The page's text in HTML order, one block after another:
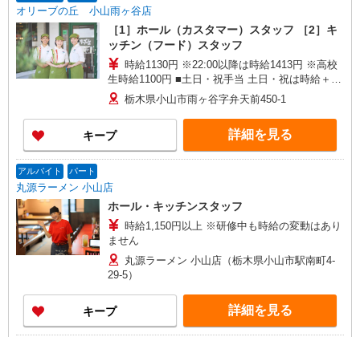
オリーブの丘 小山雨ヶ谷店
［1］ホール（カスタマー）スタッフ ［2］キ
ッチン（フード）スタッフ
時給1130円 ※22:00以降は時給1413円 ※高校
生時給1100円 ■土日・祝手当 土日・祝は時給＋
100円 ■特別手当 早朝手当（6:00〜8:00）時給＋
100円
栃木県小山市雨ヶ谷字弁天前450-1
キープ 詳細を見る
アルバイト パート
丸源ラーメン 小山店
ホール・キッチンスタッフ
時給1,150円以上 ※研修中も時給の変動はあり
ません
丸源ラーメン 小山店（栃木県小山市駅南町4-
29-5）
キープ 詳細を見る